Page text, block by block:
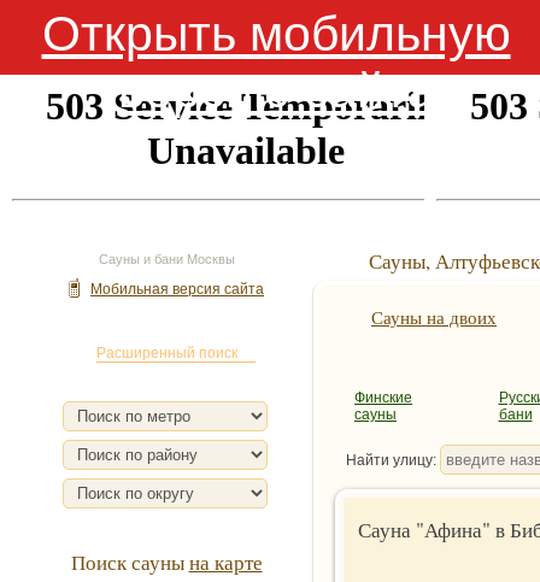
Открыть мобильную
версию сайта
Сауны,
Сауны на двоих
Финские
сауны
бани
Найти улицу:
Сауна "Афина" в
Сауны и бани Москвы
Мобильная версия сайта
Расширенный поиск
Поиск саунына карте